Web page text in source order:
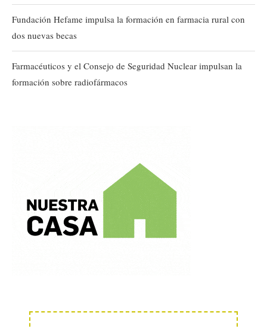
Fundación Hefame impulsa la formación en farmacia rural con
dos nuevas becas
Farmacéuticos y el Consejo de Seguridad Nuclear impulsan la
formación sobre radiofármacos